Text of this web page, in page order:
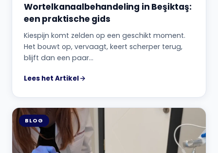
Wortelkanaalbehandeling in Beşiktaş:
een praktische gids
Kiespijn komt zelden op een geschikt moment.
Het bouwt op, vervaagt, keert scherper terug,
blijft dan een paar…
Lees het Artikel
BLOG